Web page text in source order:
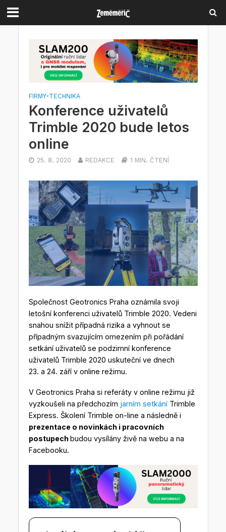
FIRMY•TECHNIKA
Konference uživatelů
Trimble 2020 bude letos
online
25. 8. 2020 REDAKCE 1 MIN. ČTENÍ
Společnost Geotronics Praha oznámila svoji
letošní konferenci uživatelů Trimble 2020. Vedeni
snahou snížit případná rizika a vyhnout se
případným svazujícím omezením při pořádání
setkání uživatelů se podzimní konference
uživatelů Trimble 2020 uskuteční ve dnech
23. a 24. září v online režimu.
V Geotronics Praha si referáty v online režimu již
vyzkoušeli na předchozím jarním setkáníTrimble
Express. Školení Trimble on-line a následně i
prezentace o novinkách i pracovních
postupechbudou vysílány živě na webu a na
Facebooku.